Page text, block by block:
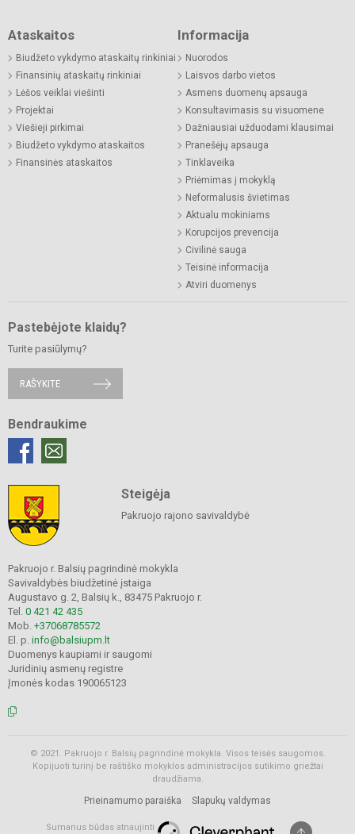
Ataskaitos
Biudžeto vykdymo ataskaitų rinkiniai
Finansinių ataskaitų rinkiniai
Lėšos veiklai viešinti
Projektai
Viešieji pirkimai
Biudžeto vykdymo ataskaitos
Finansinės ataskaitos
Informacija
Nuorodos
Laisvos darbo vietos
Asmens duomenų apsauga
Konsultavimasis su visuomene
Dažniausiai užduodami klausimai
Pranešėjų apsauga
Tinklaveika
Priėmimas į mokyklą
Neformalusis švietimas
Aktualu mokiniams
Korupcijos prevencija
Civilinė sauga
Teisinė informacija
Atviri duomenys
Pastebėjote klaidų?
Turite pasiūlymų?
RAŠYKITE
Bendraukime
Steigėja
Pakruojo rajono savivaldybė
Pakruojo r. Balsių pagrindinė mokykla
Savivaldybės biudžetinė įstaiga
Augustavo g. 2, Balsių k., 83475 Pakruojo r.
Tel. 0 421 42 435
Mob. +37068785572
El. p. info@balsiupm.lt
Duomenys kaupiami ir saugomi
Juridinių asmenų registre
Įmonės kodas 190065123
© 2021. Pakruojo r. Balsių pagrindinė mokykla. Visos teisės saugomos.
Kopijuoti turinį be raštiško mokyklos administracijos sutikimo griežtai
draudžiama.
Prieinamumo paraiška Slapukų valdymas
Sumanus būdas atnaujinti